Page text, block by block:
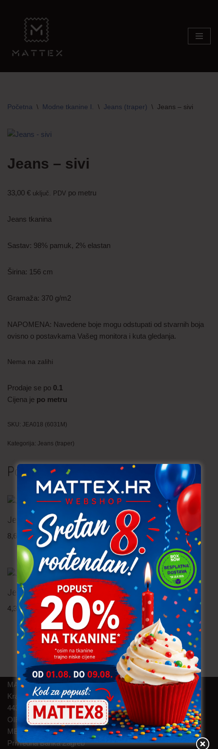
content
Početna \ Modne tkanine I. \ Jeans (traper) \ Jeans – sivi
Jeans – sivi
33,00 € uključ. PDV po metru
Jeans tkanina
Sastav: 98% pamuk, 2% elastan
Širina: 156 cm
Gramaža: 370 g/m2
NAPOMENA: Navedene boje mogu odstupati od stvarnih boja
ovisno o postavkama Vašeg monitora i kuta gledanja.
Nema na zalihi
Prodaje se po 0.1
Cijena je po metru
SKU: JEA018 (6031M)
Kategorija: Jeans (traper)
Povezani proizvodi
Jeans
8,60 uključ. PDV po metru
Jeans – denim
6,20 € uključ. PDV po metru
Jeans – jacquard
4,30 € uključ. PDV po metru
Jeans – denim
9,90€ uključ. PDV po metru
MAT TEXTILE d.o.o.
Kralja Zvonimira 46
44320 Kutina
OIB: 05145374626
MBS: 120003524
Privredna Banka Zagreb